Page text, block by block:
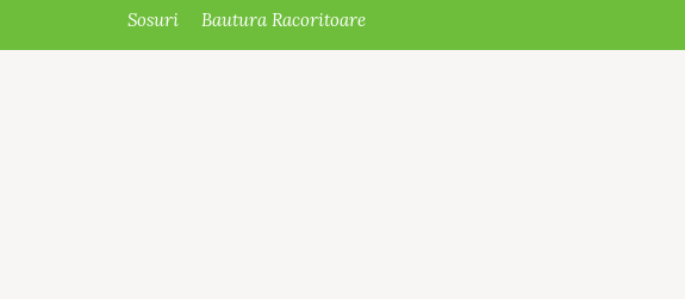
Sosuri Bautura Racoritoare